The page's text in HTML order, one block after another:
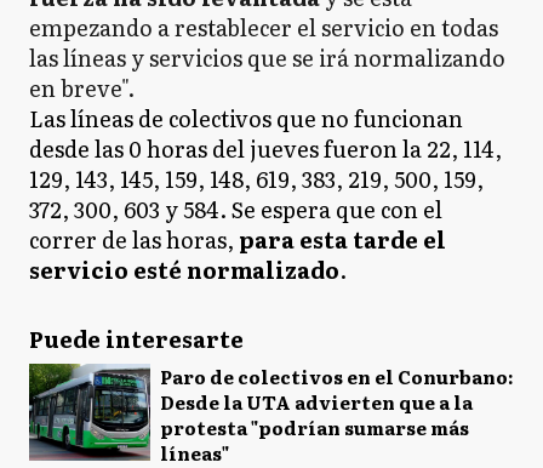
empezando a restablecer el servicio en todas
las líneas y servicios que se irá normalizando
en breve".
Las líneas de colectivos que no funcionan
desde las 0 horas del jueves fueron la 22, 114,
129, 143, 145, 159, 148, 619, 383, 219, 500, 159,
372, 300, 603 y 584. Se espera que con el
correr de las horas, para esta tarde el
servicio esté normalizado.
Puede interesarte
Paro de colectivos en el Conurbano:
Desde la UTA advierten que a la
protesta "podrían sumarse más
líneas"